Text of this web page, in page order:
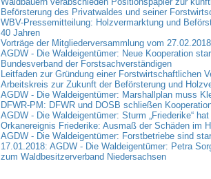
Beförsterung des Privatwaldes und seiner
WBV-Pressemitteilung: Holzvermarktung und
40 Jahren
Vorträge der Mitgliederversammlung vom
AGDW - Die Waldeigentümer: Neue Kooperation
Bundesverband der Forstsachverständigen
Leitfaden zur Gründung einer Forstwirtschaftlichen
Arbeitskreis zur Zukunft der Beförsterung und
AGDW - Die Waldeigentümer: Marshallplan muss
DFWR-PM: DFWR und DOSB schließen
AGDW - Die Waldeigentümer: Sturm „Friederike“
Orkanereignis Friederike: Ausmaß der Schäden im
AGDW - Die Waldeigentümer: Forstbetriebe sind
17.01.2018: AGDW - Die Waldeigentümer: Petra
zum Waldbesitzerverband Niedersachsen